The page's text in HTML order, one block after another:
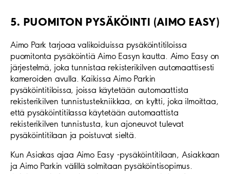
5. PUOMITON PYSÄKÖINTI (AIMO EASY)
Aimo Park tarjoaa valikoiduissa pysäköintitiloissa
puomitonta pysäköintiä Aimo Easyn kautta. Aimo Easy on
järjestelmä, joka tunnistaa rekisterikilven automaattisesti
kameroiden avulla. Kaikissa Aimo Parkin
pysäköintitiloissa, joissa käytetään automaattista
rekisterikilven tunnistustekniikkaa, on kyltti, joka ilmoittaa,
että pysäköintitilassa käytetään automaattista
rekisterikilven tunnistusta, kun ajoneuvot tulevat
pysäköintitilaan ja poistuvat sieltä.
Kun Asiakas ajaa Aimo Easy -pysäköintitilaan, Asiakkaan
ja Aimo Parkin välillä solmitaan pysäköintisopimus.